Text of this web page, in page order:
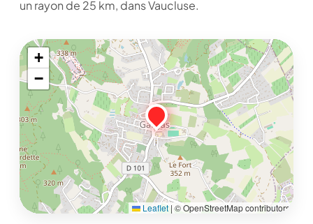
un rayon de 25 km, dans Vaucluse.
+
−
Leaflet | © OpenStreetMap contributors